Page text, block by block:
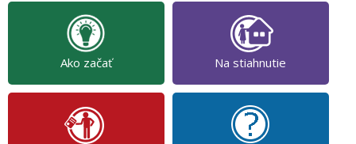
Ako začať Na stiahnutie